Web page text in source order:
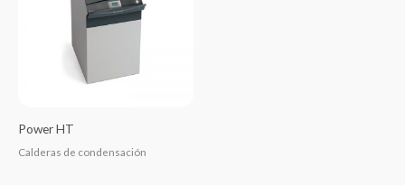
Power HT
Calderas de condensación